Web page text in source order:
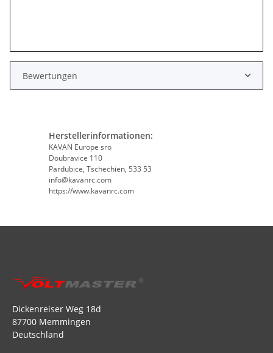
Bewertungen
Herstellerinformationen:
KAVAN Europe sro
Doubravice 110
Pardubice, Tschechien, 533 53
info@kavanrc.com
https://www.kavanrc.com
Dickenreiser Weg 18d
87700 Memmingen
Deutschland